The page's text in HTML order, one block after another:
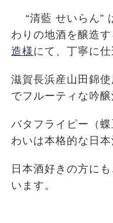
“清藍 せいらん”
わりの地酒を醸造
造様にて、丁寧に
滋賀長浜産山田錦
でフルーティな吟醸
バタフライピー（
わいは本格的な日本
日本酒好きの方に
います。